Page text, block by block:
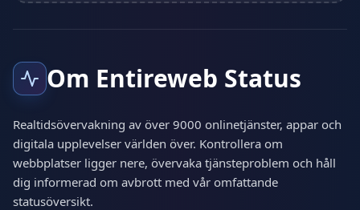
Om Entireweb Status
Realtidsövervakning av över 9000 onlinetjänster, appar och
digitala upplevelser världen över. Kontrollera om
webbplatser ligger nere, övervaka tjänsteproblem och håll
dig informerad om avbrott med vår omfattande
statusöversikt.